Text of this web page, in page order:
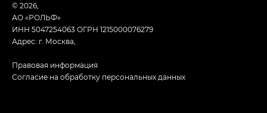
© 2026,
АО «РОЛЬФ»
ИНН 5047254063ОГРН 1215000076279
Адрес: г. Москва,
Правовая информация
Согласие на обработку персональных данных